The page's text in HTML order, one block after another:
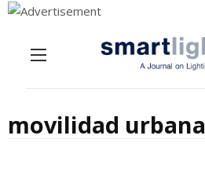
movilidad urbana